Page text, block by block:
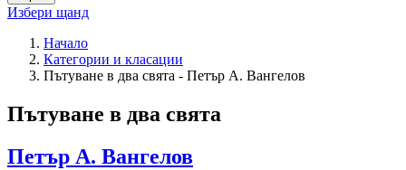
Избери щанд
Начало
Категории и класации
Пътуване в два свята - Петър А. Вангелов
Пътуване в два свята
Петър А. Вангелов